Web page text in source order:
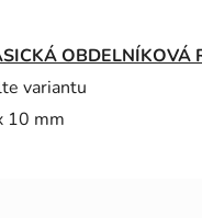
OBDELNÍKOVÁ
variantu
10 mm